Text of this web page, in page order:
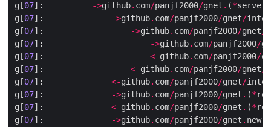
g[07]: ->github. com/panjf2000/gnet . (*server)
g[07]: ->github. com/panjf2000/gnet/
g[07]: ->github. com/panjf2000/gnet/
g[07]: ->github. com/panjf2000/
g[07]: <-github. com/panjf2000/
g[07]: <-github. com/panjf2000/gnet/
g[07]: <-github. com/panjf2000/gnet/
g[07]: ->github. com/panjf2000/gnet . (*
g[07]: <-github. com/panjf2000/gnet . (*
g[07]: ->github. com/panjf2000/gnet .